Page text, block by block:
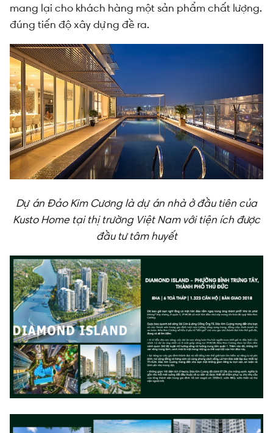
mang lại cho khách hàng một sản phẩm chất lượng.
đúng tiến độ xây dựng đề ra.
Dự án Đảo Kim Cương là dự án nhà ở đầu tiên của
Kusto Home tại thị trường Việt Nam với tiện ích được
đầu tư tâm huyết